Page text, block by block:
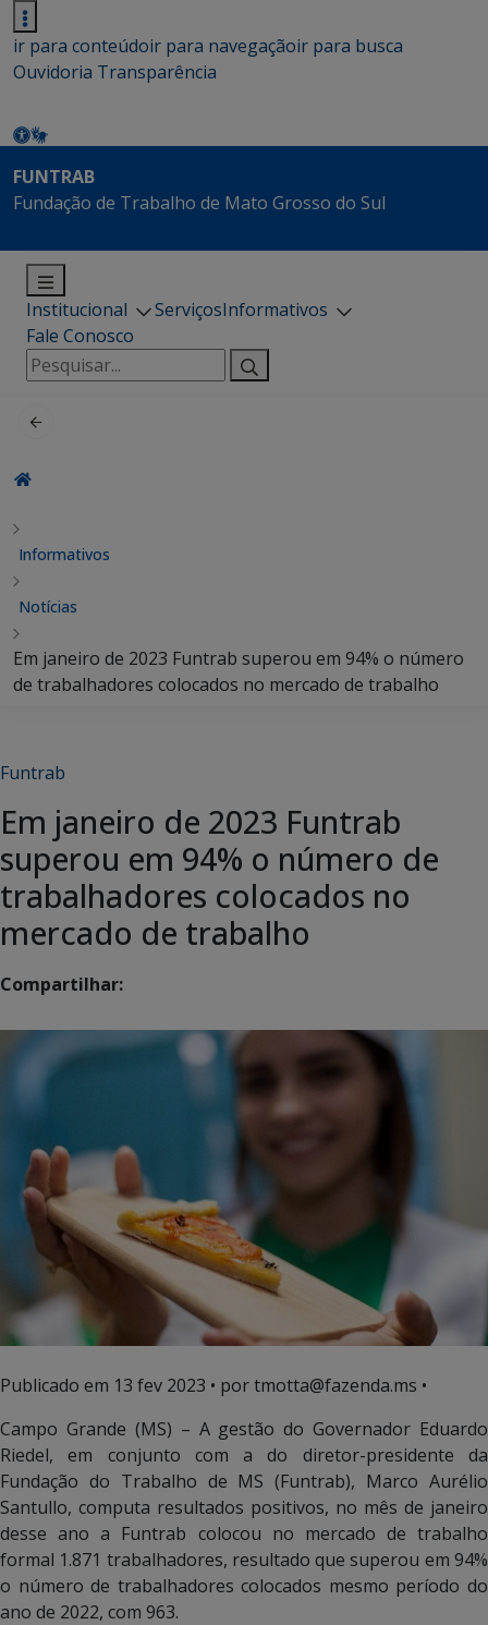
ir para conteúdoir para navegaçãoir para busca
Ouvidoria Transparência
FUNTRAB
Fundação de Trabalho de Mato Grosso do Sul
Institucional ServiçosInformativos
Fale Conosco
Pesquisar
por:
Informativos
Notícias
Em janeiro de 2023 Funtrab superou em 94% o número
de trabalhadores colocados no mercado de trabalho
Funtrab
Em janeiro de 2023 Funtrab
superou em 94% o número de
trabalhadores colocados no
mercado de trabalho
Compartilhar:
Publicado em 13 fev 2023 • por tmotta@fazenda.ms •
Campo Grande (MS) – A gestão do Governador Eduardo
Riedel, em conjunto com a do diretor-presidente da
Fundação do Trabalho de MS (Funtrab), Marco Aurélio
Santullo, computa resultados positivos, no mês de janeiro
desse ano a Funtrab colocou no mercado de trabalho
formal 1.871 trabalhadores, resultado que superou em 94%
o número de trabalhadores colocados mesmo período do
ano de 2022, com 963.